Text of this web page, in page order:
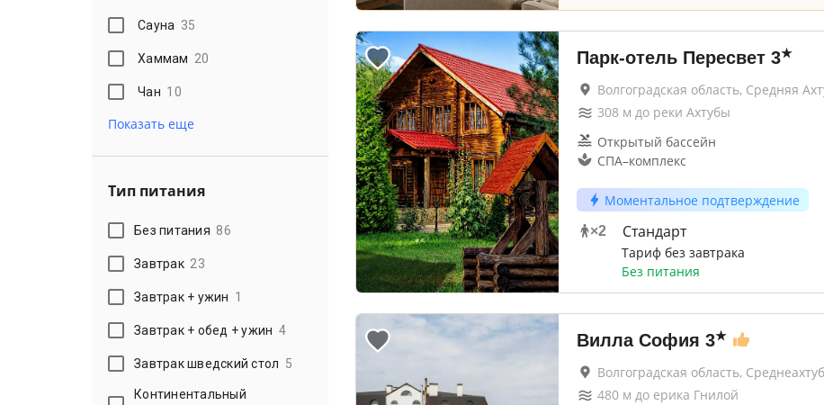
Сауна 35
Хаммам 20
Чан 10
Показать еще
Тип питания
Без питания 86
Завтрак 23
Завтрак + ужин 1
Завтрак + обед + ужин 4
Завтрак шведский стол 5
Континентальный
Парк-отель Пересвет 3★
Волгоградская область, Средняя
308 м до реки Ахтубы
Открытый бассейн
СПА–комплекс
Моментальное подтверждение
×2 Стандарт
Тариф без завтрака
Без питания
Вилла София 3★
Волгоградская область,
480м до ерика Гнилой